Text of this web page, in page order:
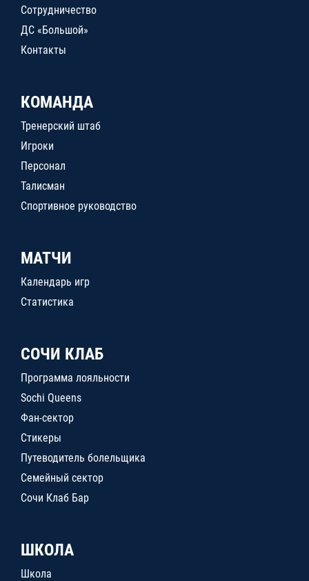
Сотрудничество
ДС «Большой»
Контакты
КОМАНДА
Тренерский штаб
Игроки
Персонал
Талисман
Спортивное руководство
МАТЧИ
Календарь игр
Статистика
СОЧИ КЛАБ
Программа лояльности
Sochi Queens
Фан-сектор
Стикеры
Путеводитель болельщика
Семейный сектор
Сочи Клаб Бар
ШКОЛА
Школа